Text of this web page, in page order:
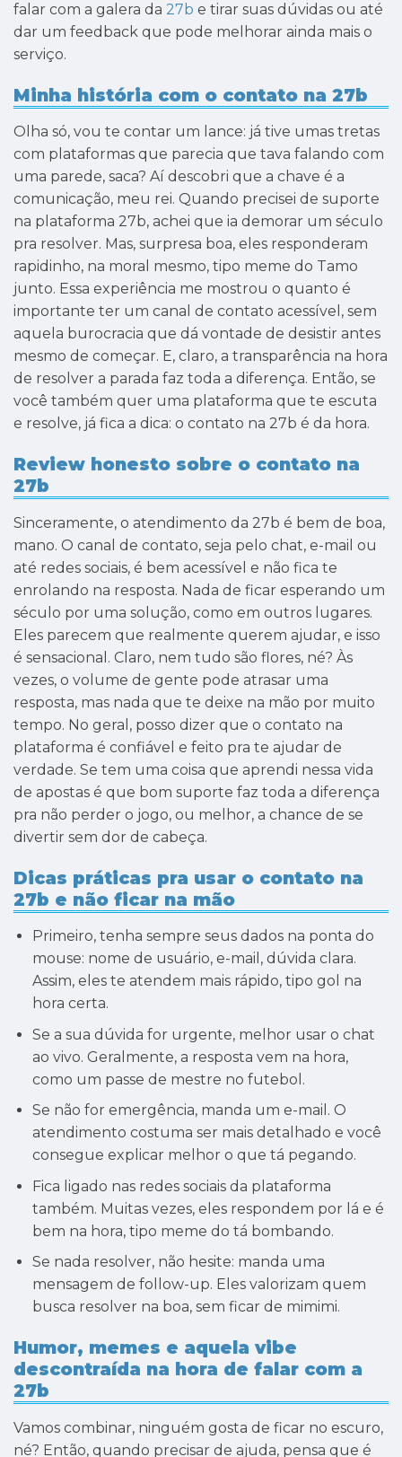
falar com a galera da 27b e tirar suas dúvidas ou até
dar um feedback que pode melhorar ainda mais o
serviço.
Minha história com o contato na 27b
Olha só, vou te contar um lance: já tive umas tretas
com plataformas que parecia que tava falando com
uma parede, saca? Aí descobri que a chave é a
comunicação, meu rei. Quando precisei de suporte
na plataforma 27b, achei que ia demorar um século
pra resolver. Mas, surpresa boa, eles responderam
rapidinho, na moral mesmo, tipo meme do Tamo
junto. Essa experiência me mostrou o quanto é
importante ter um canal de contato acessível, sem
aquela burocracia que dá vontade de desistir antes
mesmo de começar. E, claro, a transparência na hora
de resolver a parada faz toda a diferença. Então, se
você também quer uma plataforma que te escuta
e resolve, já fica a dica: o contato na 27b é da hora.
Review honesto sobre o contato na
27b
Sinceramente, o atendimento da 27b é bem de boa,
mano. O canal de contato, seja pelo chat, e-mail ou
até redes sociais, é bem acessível e não fica te
enrolando na resposta. Nada de ficar esperando um
século por uma solução, como em outros lugares.
Eles parecem que realmente querem ajudar, e isso
é sensacional. Claro, nem tudo são flores, né? Às
vezes, o volume de gente pode atrasar uma
resposta, mas nada que te deixe na mão por muito
tempo. No geral, posso dizer que o contato na
plataforma é confiável e feito pra te ajudar de
verdade. Se tem uma coisa que aprendi nessa vida
de apostas é que bom suporte faz toda a diferença
pra não perder o jogo, ou melhor, a chance de se
divertir sem dor de cabeça.
Dicas práticas pra usar o contato na
27b e não ficar na mão
Primeiro, tenha sempre seus dados na ponta do
mouse: nome de usuário, e-mail, dúvida clara.
Assim, eles te atendem mais rápido, tipo gol na
hora certa.
Se a sua dúvida for urgente, melhor usar o chat
ao vivo. Geralmente, a resposta vem na hora,
como um passe de mestre no futebol.
Se não for emergência, manda um e-mail. O
atendimento costuma ser mais detalhado e você
consegue explicar melhor o que tá pegando.
Fica ligado nas redes sociais da plataforma
também. Muitas vezes, eles respondem por lá e é
bem na hora, tipo meme do tá bombando.
Se nada resolver, não hesite: manda uma
mensagem de follow-up. Eles valorizam quem
busca resolver na boa, sem ficar de mimimi.
Humor, memes e aquela vibe
descontraída na hora de falar com a
27b
Vamos combinar, ninguém gosta de ficar no escuro,
né? Então, quando precisar de ajuda, pensa que é